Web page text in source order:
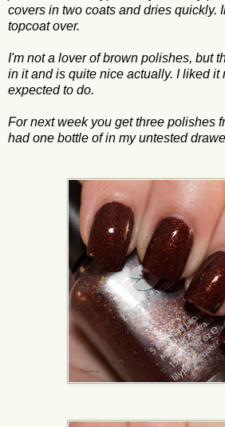
covers in two coats and dries quickly.
topcoat over.
I'm not a lover of brown polishes, but
in it and is quite nice actually. I liked it
expected to do.
For next week you get three polishes
had one bottle of in my untested